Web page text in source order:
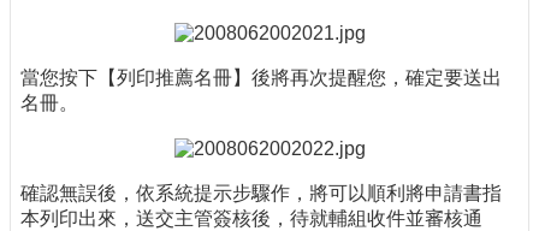
當您按下【列印推薦名冊】後將再次提醒您，確定要送出
名冊。
確認無誤後，依系統提示步驟作，將可以順利將申請書指
本列印出來，送交主管簽核後，待就輔組收件並審核通